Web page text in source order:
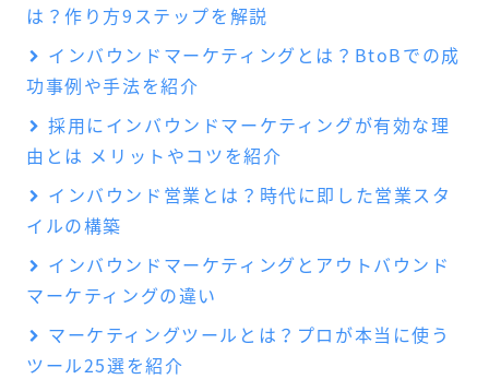
は？作り方9ステップを解説
インバウンドマーケティングとは？BtoBでの成
功事例や手法を紹介
採用にインバウンドマーケティングが有効な理
由とは メリットやコツを紹介
インバウンド営業とは？時代に即した営業スタ
イルの構築
インバウンドマーケティングとアウトバウンド
マーケティングの違い
マーケティングツールとは？プロが本当に使う
ツール25選を紹介